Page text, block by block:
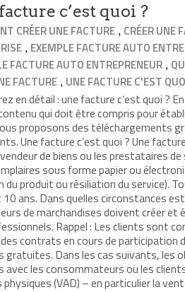
c’est quoi ?
CRÉER UNE FACTURE , CRÉER UNE
, EXEMPLE FACTURE AUTO
FACTURE AUTO ENTREPRENEUR ,
FACTURE , UNE FACTURE C'EST
en détail : une facture c’est quoi ?
qui doit être compris pour
proposons des téléchargements
Une facture c’est quoi ? Une
de biens ou les prestataires
sous forme papier ou
du produit ou résiliation du service).
10 ans. Dans quelles circonstances
de marchandises doivent créer
Rappel : Les clients sont
contrats en cours de participation
gratuites. Dans les cas suivants, les
avec les consommateurs ou les
(VAD) – en particulier la